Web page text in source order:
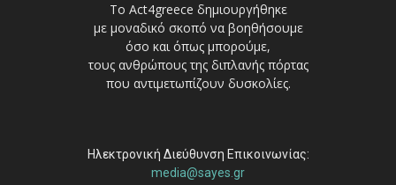
Το Act4greece δημιουργήθηκε
με μοναδικό σκοπό να βοηθήσουμε
όσο και όπως μπορούμε,
τους ανθρώπους της διπλανής πόρτας
που αντιμετωπίζουν δυσκολίες.
Ηλεκτρονική Διεύθυνση Επικοινωνίας:
media@sayes.gr